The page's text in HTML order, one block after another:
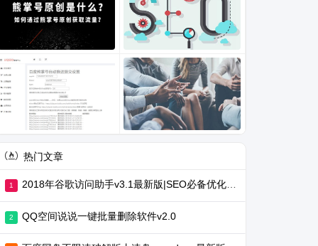
热门文章
2018年谷歌访问助手v3.1最新版|SEO必备优化工具
QQ空间说说一键批量删除软件v2.0